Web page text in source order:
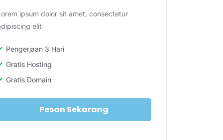
ipsum dolor sit amet, consectetur
elit
Pengerjaan 3 Hari
Gratis Hosting
Gratis Domain
Pesan Sekarang